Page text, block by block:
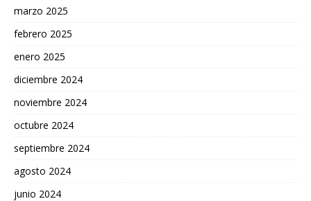
marzo 2025
febrero 2025
enero 2025
diciembre 2024
noviembre 2024
octubre 2024
septiembre 2024
agosto 2024
junio 2024